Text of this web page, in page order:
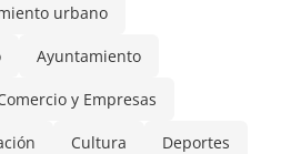
urbano
Ayuntamiento
y Empresas
Cultura Deportes